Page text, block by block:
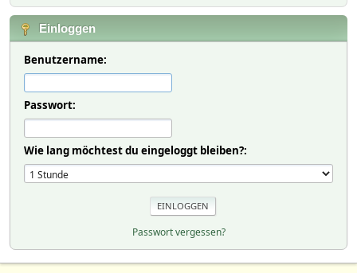
Einloggen
Benutzername:
Passwort:
Wie lang möchtest du eingeloggt bleiben?:
Passwort vergessen?